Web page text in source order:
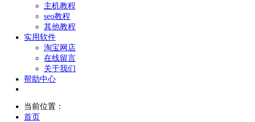
主机教程
seo教程
其他教程
实用软件
淘宝网店
在线留言
关于我们
帮助中心
当前位置：
首页